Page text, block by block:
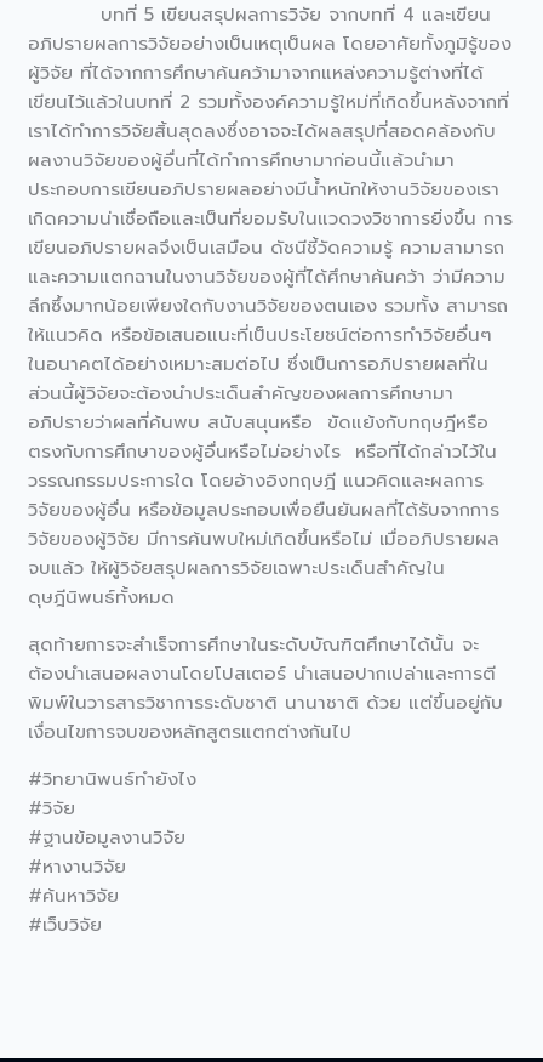
บทที่ 5 เขียนสรุปผลการวิจัย จากบทที่ 4 และเขียน
อภิปรายผลการวิจัยอย่างเป็นเหตุเป็นผล โดยอาศัยทั้งภูมิรู้ของ
ผู้วิจัย ที่ได้จากการศึกษาค้นคว้ามาจากแหล่งความรู้ต่างที่ได้
เขียนไว้แล้วในบทที่ 2 รวมทั้งองค์ความรู้ใหม่ที่เกิดขึ้นหลังจากที่
เราได้ทำการวิจัยสิ้นสุดลงซึ่งอาจจะได้ผลสรุปที่สอดคล้องกับ
ผลงานวิจัยของผู้อื่นที่ได้ทำการศึกษามาก่อนนี้แล้วนำมา
ประกอบการเขียนอภิปรายผลอย่างมีน้ำหนักให้งานวิจัยของเรา
เกิดความน่าเชื่อถือและเป็นที่ยอมรับในแวดวงวิชาการยิ่งขึ้น การ
เขียนอภิปรายผลจึงเป็นเสมือน ดัชนีชี้วัดความรู้ ความสามารถ
และความแตกฉานในงานวิจัยของผู้ที่ได้ศึกษาค้นคว้า ว่ามีความ
ลึกซึ้งมากน้อยเพียงใดกับงานวิจัยของตนเอง รวมทั้ง สามารถ
ให้แนวคิด หรือข้อเสนอแนะที่เป็นประโยชน์ต่อการทำวิจัยอื่นๆ
ในอนาคตได้อย่างเหมาะสมต่อไป ซึ่งเป็นการอภิปรายผลที่ใน
ส่วนนี้ผู้วิจัยจะต้องนำประเด็นสำคัญของผลการศึกษามา
อภิปรายว่าผลที่ค้นพบ สนับสนุนหรือ ขัดแย้งกับทฤษฎีหรือ
ตรงกับการศึกษาของผู้อื่นหรือไม่อย่างไร หรือที่ได้กล่าวไว้ใน
วรรณกรรมประการใด โดยอ้างอิงทฤษฎี แนวคิดและผลการ
วิจัยของผู้อื่น หรือข้อมูลประกอบเพื่อยืนยันผลที่ได้รับจากการ
วิจัยของผู้วิจัย มีการค้นพบใหม่เกิดขึ้นหรือไม่ เมื่ออภิปรายผล
จบแล้ว ให้ผู้วิจัยสรุปผลการวิจัยเฉพาะประเด็นสำคัญใน
ดุษฎีนิพนธ์ทั้งหมด
สุดท้ายการจะสำเร็จการศึกษาในระดับบัณฑิตศึกษาได้นั้น จะ
ต้องนำเสนอผลงานโดยโปสเตอร์ นำเสนอปากเปล่าและการตี
พิมพ์ในวารสารวิชาการระดับชาติ นานาชาติ ด้วย แต่ขึ้นอยู่กับ
เงื่อนไขการจบของหลักสูตรแตกต่างกันไป
#วิทยานิพนธ์ทํายังไง
#วิจัย
#ฐานข้อมูลงานวิจัย
#หางานวิจัย
#ค้นหาวิจัย
#เว็บวิจัย